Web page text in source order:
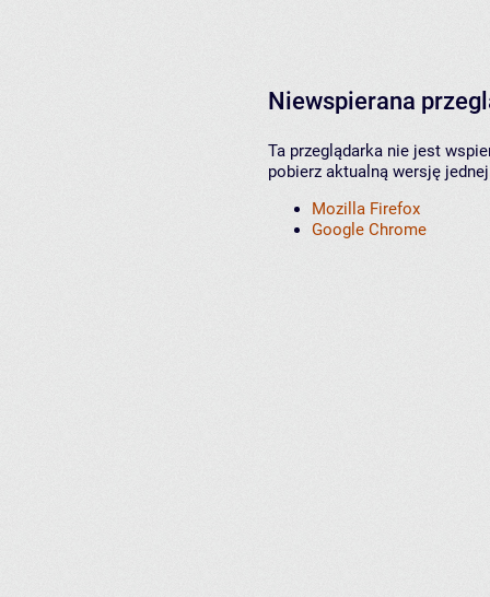
Niewspierana
Ta przeglądarka nie jest
pobierz aktualną wersję
Mozilla Firefox
Google Chrome